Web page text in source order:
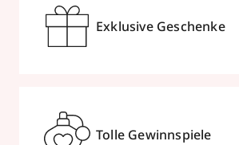
Exklusive Geschenke
Tolle Gewinnspiele